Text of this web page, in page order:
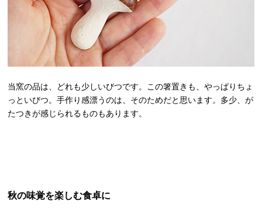
当窯の品は、どれも少しいびつです。この箸置きも、やっぱりちょ
っといびつ。手作り感漂うのは、そのためだと思います。多少、が
たつきが感じられるものもあります。
秋の味覚を楽しむ食卓に